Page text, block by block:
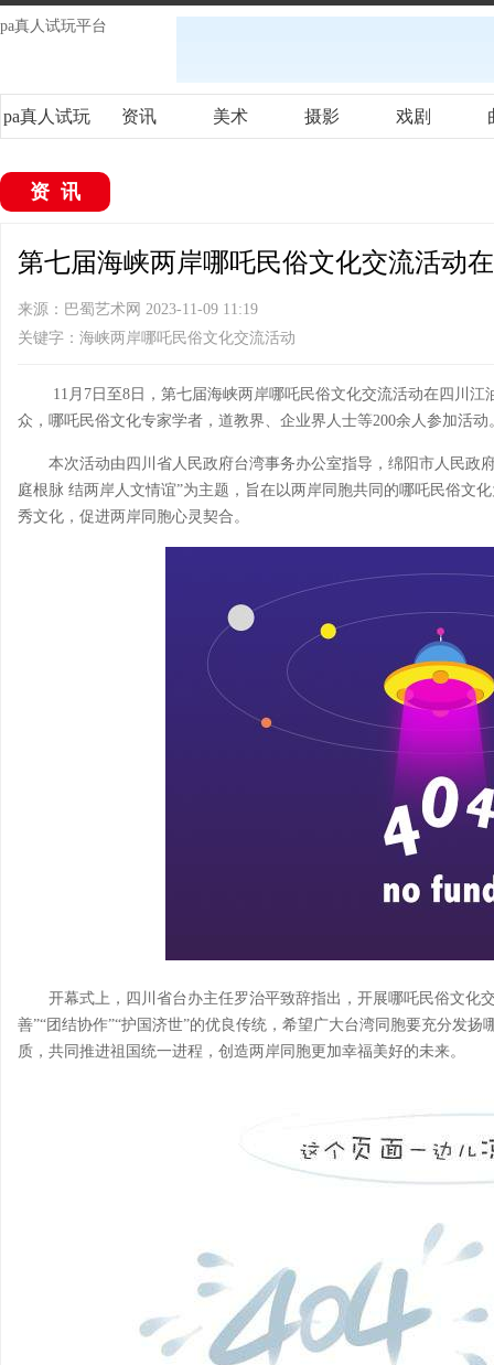
pa真人试玩平台
pa真人试玩 资讯 美术 摄影 戏剧
资讯
第七届海峡两岸哪吒民俗文化交流活动
来源：巴蜀艺术网 2023-11-09 11:19
关键字：海峡两岸哪吒民俗文化交流活动
11月7日至8日，第七届海峡两岸哪吒民俗文化交流活动在四川
众，哪吒民俗文化专家学者，道教界、企业界人士等200余人参加活动
本次活动由四川省人民政府台湾事务办公室指导，绵阳市人民政
庭根脉 结两岸人文情谊”为主题，旨在以两岸同胞共同的哪吒民俗文
秀文化，促进两岸同胞心灵契合。
开幕式上，四川省台办主任罗治平致辞指出，开展哪吒民俗文化
善”“团结协作”“护国济世”的优良传统，希望广大台湾同胞要充分发
质，共同推进祖国统一进程，创造两岸同胞更加幸福美好的未来。